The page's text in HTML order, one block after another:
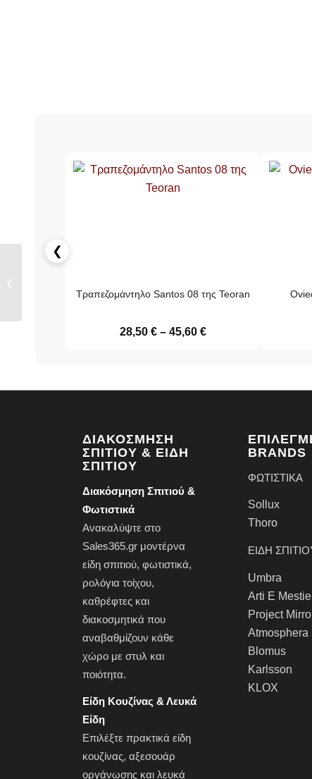
❮
Τραπεζομάντηλο Santos 08 της Teoran
28,50 € – 45,60 €
ΔΙΑΚΌΣΜΗΣΗ
ΣΠΙΤΙΟΎ & ΕΊΔΗ
ΣΠΙΤΙΟΎ
Διακόσμηση Σπιτιού &
Φωτιστικά
Ανακαλύψτε στο
Sales365.gr μοντέρνα
είδη σπιτιού,φωτιστικά,
ρολόγια τοίχου,
καθρέφτες και
διακοσμητικά που
αναβαθμίζουν κάθε
χώρο με στυλ και
ποιότητα.
Είδη Κουζίνας & Λευκά
Είδη
Επιλέξτε πρακτικάείδη
κουζίνας, αξεσουάρ
οργάνωσης καιλευκά
BRANDS
ΦΩΤΙΣΤΙΚΑ
Sollux
Thoro
ΕΙΔΗ
Umbra
Arti E
Project
Atmosphera
Blomus
Karlsson
KLOX
Καρέ & Τραβέρσα
τεμαχίων της ...